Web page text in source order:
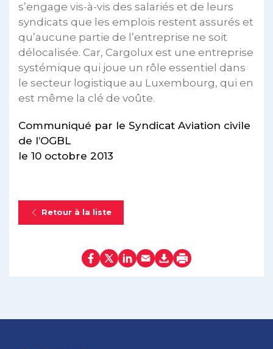
s’engage vis-à-vis des salariés et de leurs
syndicats que les emplois restent assurés et
qu’aucune partie de l’entreprise ne soit
délocalisée. Car, Cargolux est une entreprise
systémique qui joue un rôle essentiel dans
le secteur logistique au Luxembourg, qui en
est même la clé de voûte.
Communiqué par le Syndicat Aviation civile
de l’OGBL
le 10 octobre 2013
Retour à la liste